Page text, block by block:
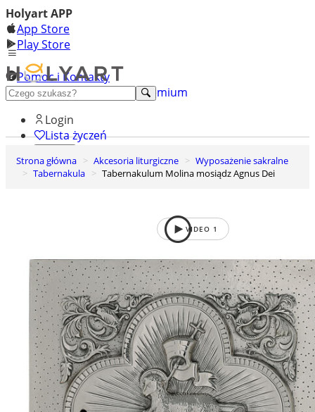
Holyart APP
App Store
Play Store
Pomoc i Kontakty
+48 222 922 860
Odkryj premium
Login
Lista życzeń
0
Koszyk
Strona główna Akcesoria liturgiczne
Wyposażenie sakralne
Tabernakula
Tabernakulum Molina mosiądz Agnus Dei
VIDEO 1